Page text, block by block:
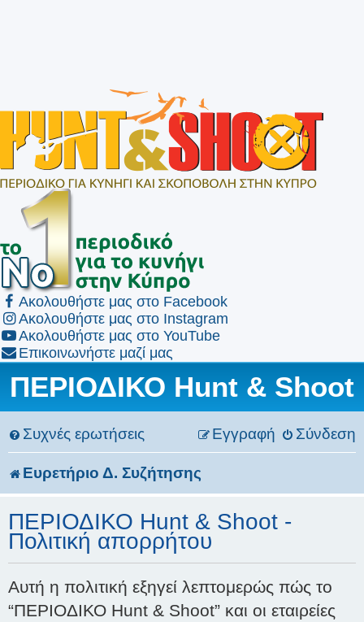
Ακολουθήστε μας στο Facebook
Ακολουθήστε μας στο Instagram
Ακολουθήστε μας στο YouTube
Επικοινωνήστε μαζί μας
ΠΕΡΙΟΔΙΚΟ Hunt & Shoot
Συχνές ερωτήσεις Σύνδεση
Εγγραφή
Ευρετήριο Δ. Συζήτησης
ΠΕΡΙΟΔΙΚΟ Hunt & Shoot -
Πολιτική απορρήτου
Αυτή η πολιτική εξηγεί λεπτομερώς πώς το
“ΠΕΡΙΟΔΙΚΟ Hunt & Shoot” και οι εταιρείες